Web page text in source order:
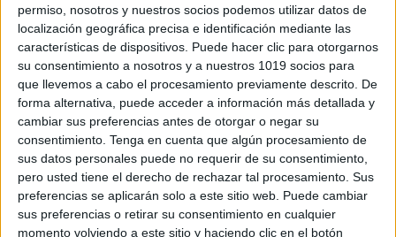
permiso, nosotros y nuestros socios podemos utilizar datos de
localización geográfica precisa e identificación mediante las
características de dispositivos. Puede hacer clic para otorgarnos
su consentimiento a nosotros y a nuestros 1019 socios para
que llevemos a cabo el procesamiento previamente descrito. De
forma alternativa, puede acceder a información más detallada y
cambiar sus preferencias antes de otorgar o negar su
consentimiento. Tenga en cuenta que algún procesamiento de
sus datos personales puede no requerir de su consentimiento,
pero usted tiene el derecho de rechazar tal procesamiento. Sus
preferencias se aplicarán solo a este sitio web. Puede cambiar
sus preferencias o retirar su consentimiento en cualquier
momento volviendo a este sitio y haciendo clic en el botón
Aprender francés resulta mucho más sencillo cuando
los contenidos se presentan de forma visual,
organizada y contextualizada. Por ello compartimos
esta fantástica colección de mapas visuales en
francés, diseñada para […]
SEGUIR LEYENDO